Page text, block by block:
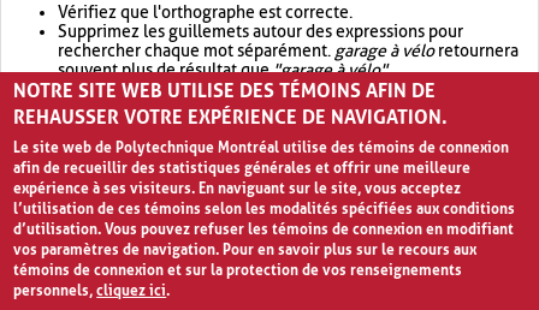
Vérifiez que l'orthographe est correcte.
Supprimez les guillemets autour des expressions pour
rechercher chaque mot séparément. garage à véloretournera
souvent plus de résultat que"garage à vélo".
Envisagez d'élargir votre recherche avec OR.garage OR vélo
retournera souvent plus de résultat quegarage à vélo
NOTRE SITE WEB UTILISE DES TÉMOINS AFIN DE
REHAUSSER VOTRE EXPÉRIENCE DE NAVIGATION.
Le site web de Polytechnique Montréal utilise des témoins de connexion
afin de recueillir des statistiques générales et offrir une meilleure
expérience à ses visiteurs. En naviguant sur le site, vous acceptez
l’utilisation de ces témoins selon les modalités spécifiées aux conditions
d’utilisation. Vous pouvez refuser les témoins de connexion en modifiant
vos paramètres de navigation. Pour en savoir plus sur le recours aux
témoins de connexion et sur la protection de vos renseignements
personnels,cliquez ici.